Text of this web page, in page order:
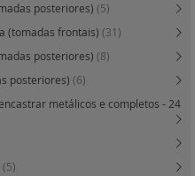
posteriores) (5)
(tomadas frontais) (31)
posteriores) (8)
posteriores) (6)
metálicos e completos - 24
(5)